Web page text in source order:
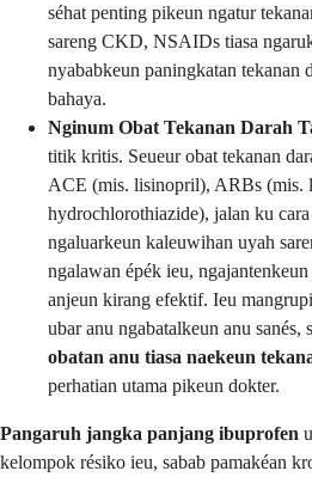
séhat penting pikeun ngatur
sareng CKD, NSAIDs tiasa
nyababkeun paningkatan tekanan
bahaya.
Nginum Obat Tekanan Darah
titik kritis. Seueur obat tekanan
ACE (mis. lisinopril), ARBs (mis.
hydrochlorothiazide), jalan ku
ngaluarkeun kaleuwihan uyah
ngalawan épék ieu,
anjeun kirang efektif. Ieu
ubar anu ngabatalkeun anu sanés,
obatan anu tiasa naekeun
perhatian utama pikeun dokter.
Pangaruh jangka panjang ibuprofen
kelompok résiko ieu, sabab pamakéan